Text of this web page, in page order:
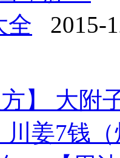
全
2015-
】 大附
川姜7钱